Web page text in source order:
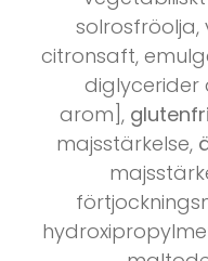
citronsaft,
diglycerider
arom],glutenfri
majsstärkelse,